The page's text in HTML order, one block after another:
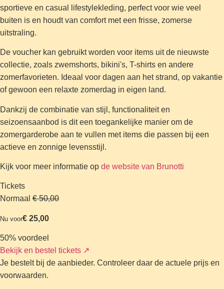
sportieve en casual lifestylekleding, perfect voor wie veel
buiten is en houdt van comfort met een frisse, zomerse
uitstraling.
De voucher kan gebruikt worden voor items uit de nieuwste
collectie, zoals zwemshorts, bikini's, T-shirts en andere
zomerfavorieten. Ideaal voor dagen aan het strand, op vakantie
of gewoon een relaxte zomerdag in eigen land.
Dankzij de combinatie van stijl, functionaliteit en
seizoensaanbod is dit een toegankelijke manier om de
zomergarderobe aan te vullen met items die passen bij een
actieve en zonnige levensstijl.
Kijk voor meer informatie op de website van Brunotti
Tickets
Normaal € 50,00
Nu voor€ 25,00
50% voordeel
Bekijk en bestel tickets ↗
Je bestelt bij de aanbieder. Controleer daar de actuele prijs en
voorwaarden.